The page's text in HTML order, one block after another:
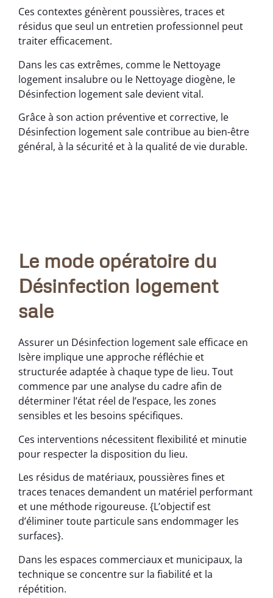
Ces contextes génèrent poussières, traces et
résidus que seul un entretien professionnel peut
traiter efficacement.
Dans les cas extrêmes, comme le Nettoyage
logement insalubre ou le Nettoyage diogène, le
Désinfection logement sale devient vital.
Grâce à son action préventive et corrective, le
Désinfection logement sale contribue au bien-être
général, à la sécurité et à la qualité de vie durable.
Le mode opératoire du
Désinfection logement
sale
Assurer un Désinfection logement sale efficace en
Isère implique une approche réfléchie et
structurée adaptée à chaque type de lieu. Tout
commence par une analyse du cadre afin de
déterminer l’état réel de l’espace, les zones
sensibles et les besoins spécifiques.
Ces interventions nécessitent flexibilité et minutie
pour respecter la disposition du lieu.
Les résidus de matériaux, poussières fines et
traces tenaces demandent un matériel performant
et une méthode rigoureuse. {L’objectif est
d’éliminer toute particule sans endommager les
surfaces}.
Dans les espaces commerciaux et municipaux, la
technique se concentre sur la fiabilité et la
répétition.